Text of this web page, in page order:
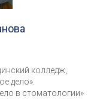
колледж,
дело».
в стоматологии»